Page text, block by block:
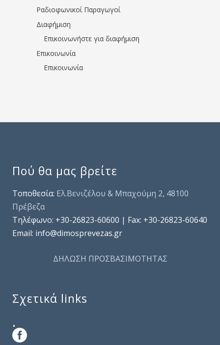
Ραδιοφωνικοί Παραγωγοί
Διαφήμιση
Επικοινωνήστε για διαφήμιση
Επικοινωνία
Επικοινωνία
Πού θα μας βρείτε
Τοποθεσία: Ελ.Βενιζέλου & Μπαχούμη 2, 48100
Πρέβεζα
Τηλέφωνo: +30-26823-60600 | Fax: +30-26823-60640
Email: info@dimosprevezas.gr
ΔΗΛΩΣΗ ΠΡΟΣΒΑΣΙΜΟΤΗΤΑΣ
Σχετικά links
.